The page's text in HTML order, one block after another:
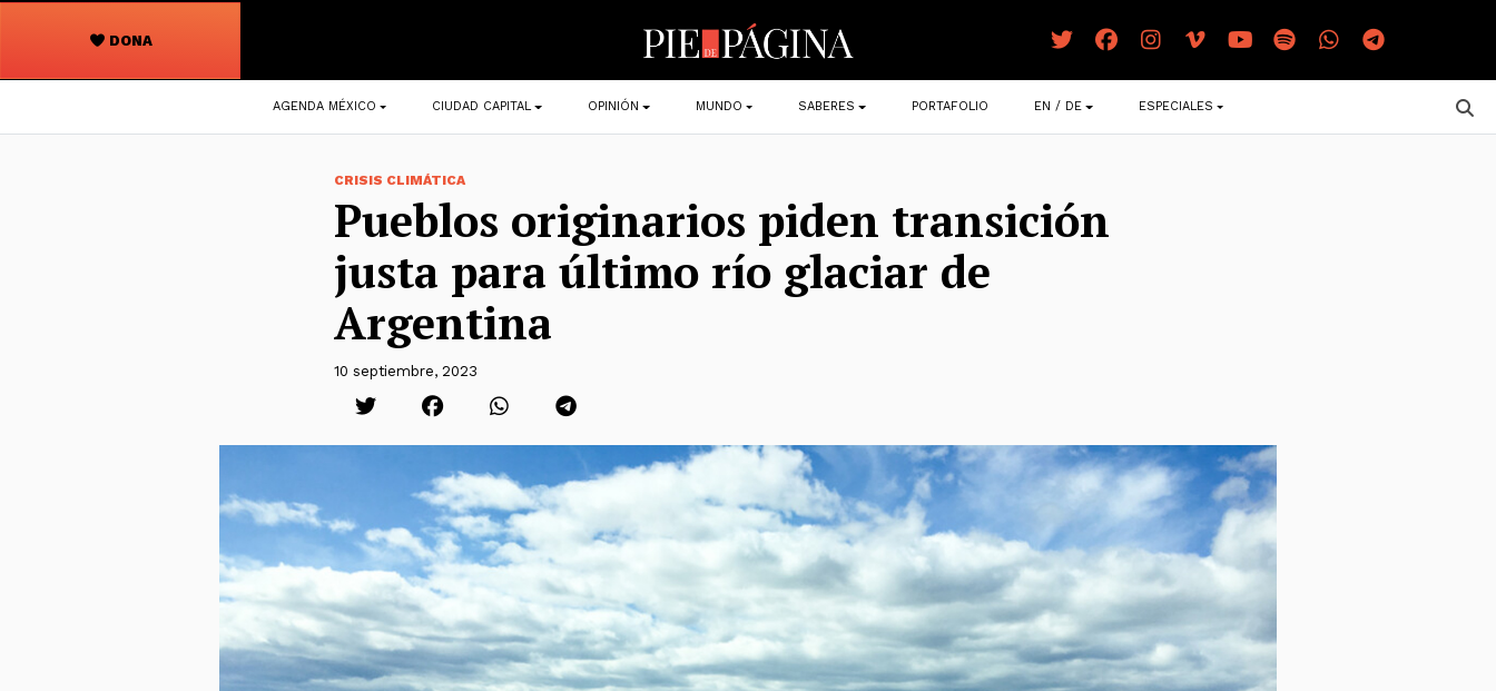
DONA
Navegación
principal
AGENDA MÉXICO CIUDAD CAPITAL OPINIÓN MUNDO SABERES PORTAFOLIO EN / DE ESPECIALES
CRISIS CLIMÁTICA
Pueblos originarios piden transición
justa para último río glaciar de
Argentina
10 septiembre, 2023